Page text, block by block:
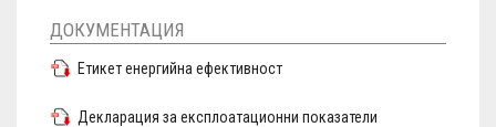
ДОКУМЕНТАЦИЯ
Етикет енергийна ефективност
Декларация за експлоатационни показатели